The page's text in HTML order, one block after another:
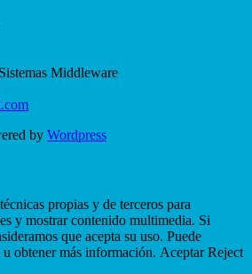
Middleware
by Wordpress
propias y de terceros para
y mostrar contenido multimedia. Si
que acepta su uso. Puede
obtener más información. Aceptar Reject